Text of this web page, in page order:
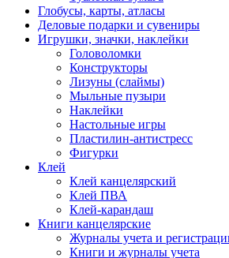
Глобусы, карты, атласы
Деловые подарки и сувениры
Игрушки, значки, наклейки
Головоломки
Конструкторы
Лизуны (слаймы)
Мыльные пузыри
Наклейки
Настольные игры
Пластилин-антистресс
Фигурки
Клей
Клей канцелярский
Клей ПВА
Клей-карандаш
Книги канцелярские
Журналы учета и
Книги и журналы учета